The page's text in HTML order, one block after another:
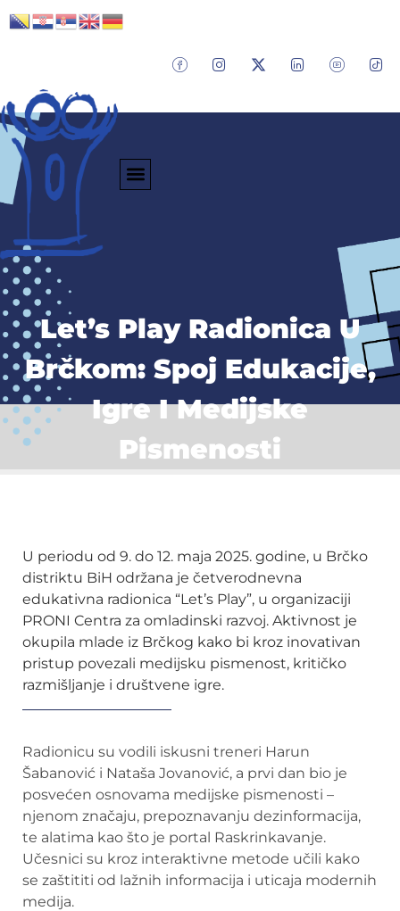
Let’s Play Radionica U
Brčkom: Spoj Edukacije,
Igre I Medijske
Pismenosti
U periodu od 9. do 12. maja 2025. godine, u Brčko
distriktu BiH održana je četverodnevna
edukativna radionica “Let’s Play”, u organizaciji
PRONI Centra za omladinski razvoj. Aktivnost je
okupila mlade iz Brčkog kako bi kroz inovativan
pristup povezali medijsku pismenost, kritičko
razmišljanje i društvene igre.
Radionicu su vodili iskusni treneri Harun
Šabanović i Nataša Jovanović, a prvi dan bio je
posvećen osnovama medijske pismenosti –
njenom značaju, prepoznavanju dezinformacija,
te alatima kao što je portal Raskrinkavanje.
Učesnici su kroz interaktivne metode učili kako
se zaštititi od lažnih informacija i uticaja modernih
medija.